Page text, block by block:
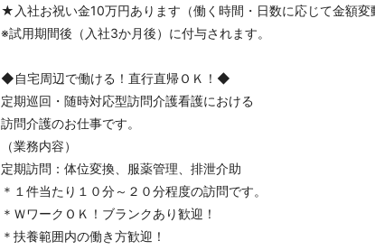
★入社お祝い金10万円あります（働く時間・日数に応じて金額
※試用期間後（入社3か月後）に付与されます。
◆自宅周辺で働ける！直行直帰ＯＫ！◆
定期巡回・随時対応型訪問介護看護における
訪問介護のお仕事です。
（業務内容）
定期訪問：体位変換、服薬管理、排泄介助
＊１件当たり１０分～２０分程度の訪問です。
＊ＷワークＯＫ！ブランクあり歓迎！
＊扶養範囲内の働き方歓迎！